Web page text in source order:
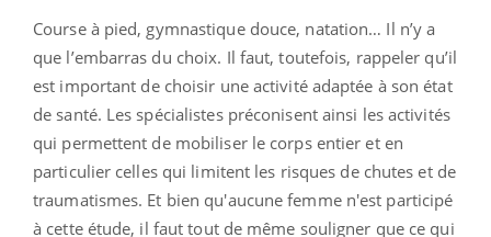
Course à pied, gymnastique douce, natation… Il n’y a
que l’embarras du choix. Il faut, toutefois, rappeler qu’il
est important de choisir une activité adaptée à son état
de santé. Les spécialistes préconisent ainsi les activités
qui permettent de mobiliser le corps entier et en
particulier celles qui limitent les risques de chutes et de
traumatismes. Et bien qu'aucune femme n'est participé
à cette étude, il faut tout de même souligner que ce qui